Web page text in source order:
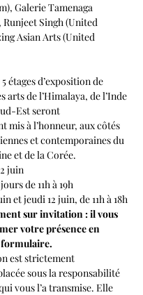
Galerie Tamenaga
Runjeet Singh (United
Asian Arts (United
étages d’exposition de
arts de l’Himalaya, de l’Inde
Est seront
mis à l’honneur, aux côtés
et contemporaines du
et de la Corée.
juin
de 11h à 19h
et jeudi 12 juin, de 11h à 18h
sur invitation : il vous
votre présence en
est strictement
sous la responsabilité
vous l’a transmise. Elle